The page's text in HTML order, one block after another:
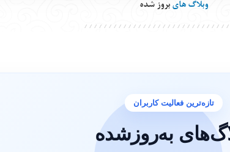
وبلاگ های بروز شده
تازه‌ترین فعالیت کاربران
به‌روزشده